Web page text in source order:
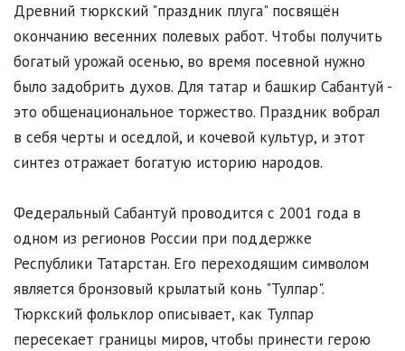
Древний тюркский "праздник плуга" посвящён
окончанию весенних полевых работ. Чтобы получить
богатый урожай осенью, во время посевной нужно
было задобрить духов. Для татар и башкир Сабантуй -
это общенациональное торжество. Праздник вобрал
в себя черты и оседлой, и кочевой культур, и этот
синтез отражает богатую историю народов.
Федеральный Сабантуй проводится с 2001 года в
одном из регионов России при поддержке
Республики Татарстан. Его переходящим символом
является бронзовый крылатый конь "Тулпар".
Тюркский фольклор описывает, как Тулпар
пересекает границы миров, чтобы принести герою